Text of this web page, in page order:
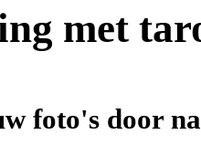
met
foto's door